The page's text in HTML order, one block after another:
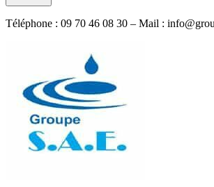
Téléphone : 09 70 46 08 30 – Mail :